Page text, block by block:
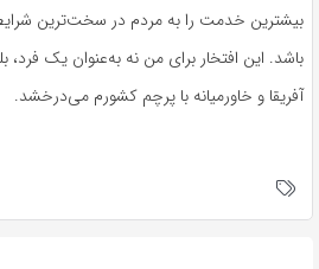
بیشترین خدمت را به مردم در سخت‌ترین
باشد. این افتخار برای من نه به‌عنوان یک فرد،
آفریقا و خاورمیانه با پرچم کشورم می‌درخشد.